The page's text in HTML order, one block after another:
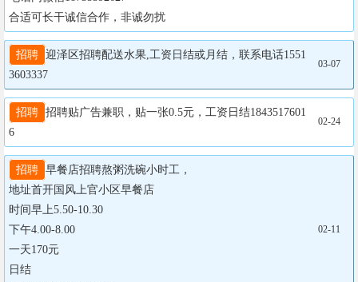
合适可长干诚信合作，非诚勿扰
招聘 迎泽区招聘配送水果,工资日结或月结，联系电话1551
3603337
03-07
招聘 招聘贴广告兼职，贴一张0.5元，工资日结1843517601
6
02-24
招聘 早餐店招聘熬粥洗碗小时工，
地址首开国风上官小区早餐店
时间早上5.50-10.30
下午4.00-8.00
一天170元
日结
02-11